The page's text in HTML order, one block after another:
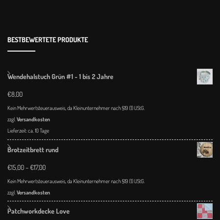
BESTBEWERTETE PRODUKTE
Wendehalstuch Grün #1 - 1 bis 2 Jahre
€8,00
Kein Mehrwertsteuerausweis, da Kleinunternehmer nach §19 (1) UStG.
zzgl.Versandkosten
Lieferzeit:ca. 10 Tage
Brotzeitbrett rund
€15,00–€17,00
Kein Mehrwertsteuerausweis, da Kleinunternehmer nach §19 (1) UStG.
zzgl. Versandkosten
Patchworkdecke Love